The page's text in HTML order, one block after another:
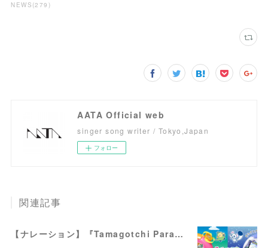
NEWS (279 )
AATA Official web
singer song writer / Tokyo,Japan
フォロー
関連記事
【ナレーション】『Tamagotchi Paradise - Orange Tropics / White Glacier』商品PV／TVCM